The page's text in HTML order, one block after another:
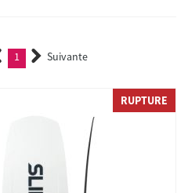
1 (current)Suivante
RUPTURE